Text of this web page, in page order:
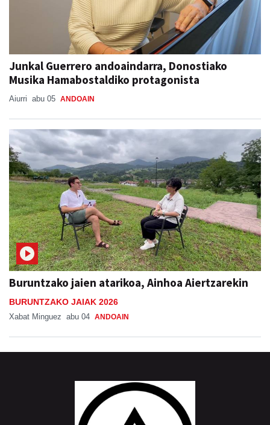
Junkal Guerrero andoaindarra, Donostiako
Musika Hamabostaldiko protagonista
Aiurri abu 05 ANDOAIN
Buruntzako jaien atarikoa, Ainhoa Aiertzarekin
BURUNTZAKO JAIAK 2026
Xabat Minguez abu 04 ANDOAIN